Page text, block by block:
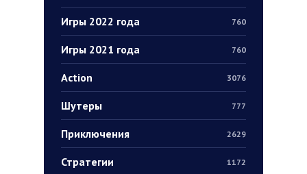
Игры 2022 года 760
Игры 2021 года 760
Action 3076
Шутеры 777
Приключения 2629
Стратегии 1172